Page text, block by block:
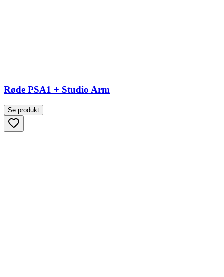
Røde PSA1 + Studio Arm
Se produkt